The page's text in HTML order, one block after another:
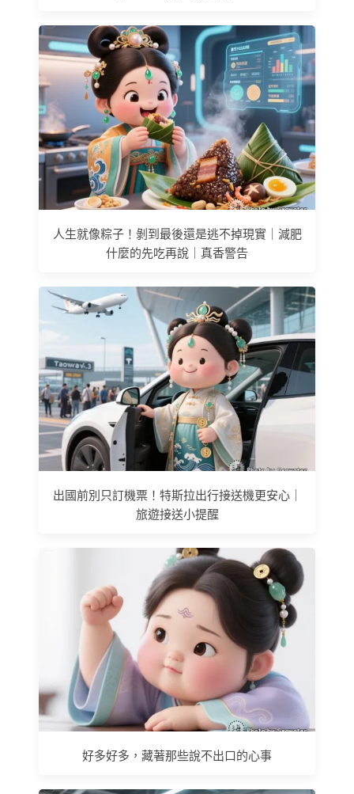
人生就像粽子！剝到最後還是逃不掉現實｜減肥
什麼的先吃再說｜真香警告
出國前別只訂機票！特斯拉出行接送機更安心｜
旅遊接送小提醒
好多好多，藏著那些說不出口的心事